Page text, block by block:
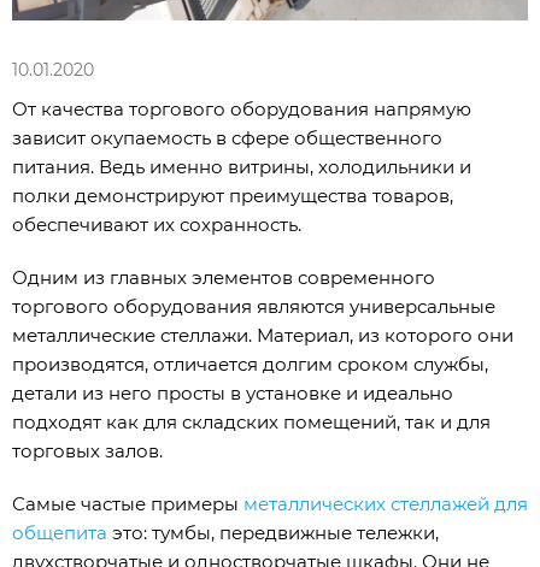
10.01.2020
От качества торгового оборудования напрямую
зависит окупаемость в сфере общественного
питания. Ведь именно витрины, холодильники и
полки демонстрируют преимущества товаров,
обеспечивают их сохранность.
Одним из главных элементов современного
торгового оборудования являются универсальные
металлические стеллажи. Материал, из которого они
производятся, отличается долгим сроком службы,
детали из него просты в установке и идеально
подходят как для складских помещений, так и для
торговых залов.
Самые частые примеры металлических стеллажей для
общепита это: тумбы, передвижные тележки,
двухстворчатые и одностворчатые шкафы. Они не